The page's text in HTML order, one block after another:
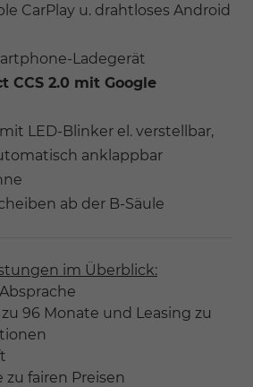
CarPlay u. drahtloses Android
Ladegerät
CCS 2.0 mit Google
LED-Blinker el. verstellbar,
anklappbar
ab der B-Säule
im Überblick:
96 Monate und Leasing zu
fairen Preisen